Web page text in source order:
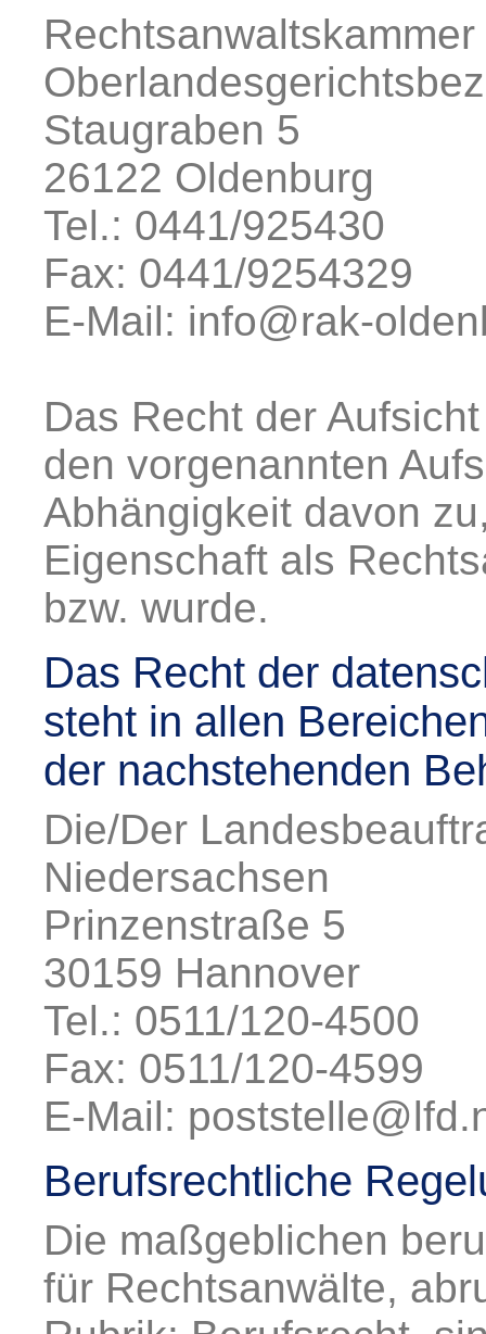
Staugraben 5
26122 Oldenburg
Tel.: 0441/925430
Fax: 0441/9254329
E-Mail: info@rak-
Das Recht der
den vorgenannten
Abhängigkeit davon
Eigenschaft als
bzw. wurde.
Das Recht der
steht in allen
der nachstehenden
Die/Der
Niedersachsen
Prinzenstraße 5
30159 Hannover
Tel.: 0511/120-4500
Fax: 0511/120-4599
E-Mail:
Berufsrechtliche
Die maßgeblichen
für Rechtsanwälte,